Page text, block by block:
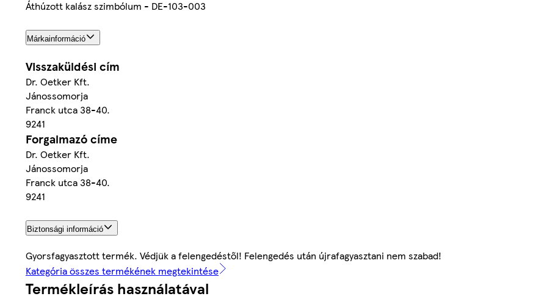
Áthúzott kalász szimbólum - DE-103-003
Márkainformáció
Visszaküldési cím
Dr. Oetker Kft.
Jánossomorja
Franck utca 38-40.
9241
Forgalmazó címe
Dr. Oetker Kft.
Jánossomorja
Franck utca 38-40.
9241
Biztonsági információ
Gyorsfagyasztott termék. Védjük a felengedéstől! Felengedés után újrafagyasztani nem szabad!
Kategória összes termékének megtekintése
Termékleírás használatával